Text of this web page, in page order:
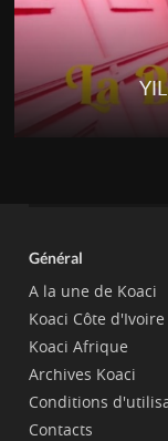
Général
A la une de Koaci
Koaci Côte d'Ivoire
Koaci Afrique
Archives Koaci
Conditions
Contacts